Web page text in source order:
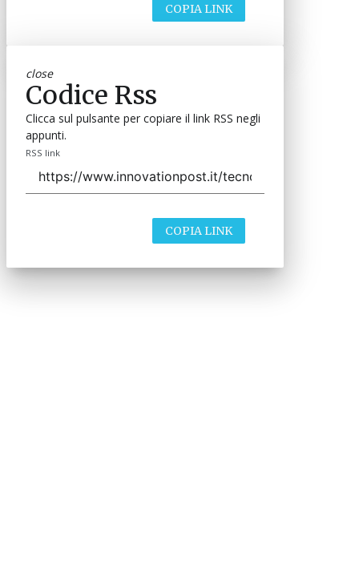
COPIA LINK
close
Codice Rss
Clicca sul pulsante per copiare il link RSS negli
appunti.
RSS link
COPIA LINK